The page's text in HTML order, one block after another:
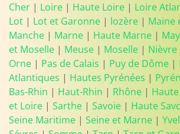
Cher | Loire | Haute Loire | Loire
Lot | Lot et Garonne | lozère | Maine
Manche | Marne | Haute Marne |
et Moselle | Meuse | Moselle | Nièvre
Orne | Pas de Calais | Puy de Dôme |
Atlantiques | Hautes Pyrénées |
Bas-Rhin | Haut-Rhin | Rhône |
et Loire | Sarthe | Savoie | Haute
Seine Maritime | Seine et Marne |